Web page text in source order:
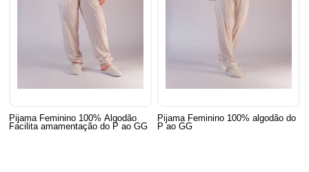
Pijama Feminino 100% Algodão
Facilita amamentação do P ao GG
Pijama Feminino 100% algodão do
P ao GG